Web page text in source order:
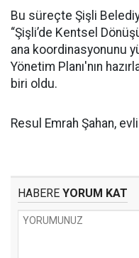
Bu süreçte Şişli
“Şişli’de Kentsel
ana koordinasyonunu
Yönetim Planı'nın
biri oldu.
Resul Emrah Şahan, evli
HABERE YORUM KAT